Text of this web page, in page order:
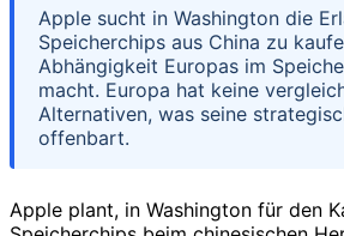
Apple sucht in Washington die
Speicherchips aus China zu
Abhängigkeit Europas im
macht. Europa hat keine
Alternativen, was seine
offenbart.
Apple plant, in Washington für den